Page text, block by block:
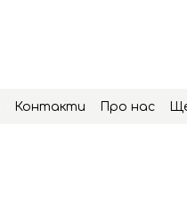
Контакти Про нас